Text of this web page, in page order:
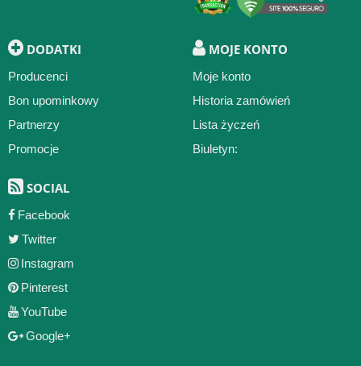
DODATKI
Producenci
Bon upominkowy
Partnerzy
Promocje
MOJE KONTO
Moje konto
Historia zamówień
Lista życzeń
Biuletyn:
SOCIAL
Facebook
Twitter
Instagram
Pinterest
YouTube
Google+